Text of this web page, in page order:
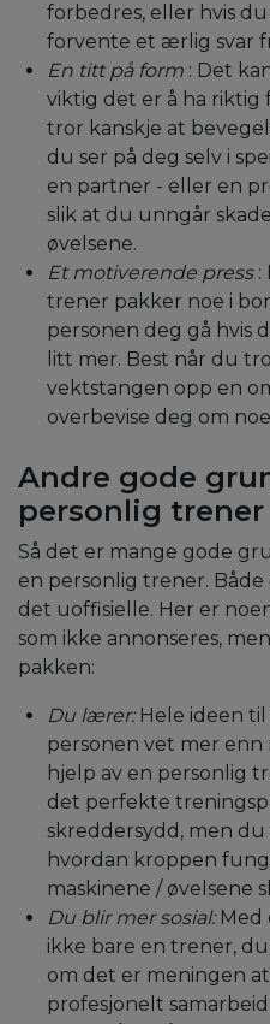
forbedres, eller hvis
forvente et ærlig svar
En titt på form : Det
viktig det er å ha
tror kanskje at
du ser på deg selv i
en partner - eller en
slik at du unngår
øvelsene.
Et motiverende press :
trener pakker noe i
personen deg gå hvis
litt mer. Best når du
vektstangen opp en
overbevise deg om
Andre gode
personlig trener
Så det er mange gode
en personlig trener. Både
det uoffisielle. Her er
som ikke annonseres,
pakken:
Du lærer: Hele ideen
personen vet mer enn
hjelp av en personlig
det perfekte
skreddersydd, men
hvordan kroppen
maskinene / øvelsene
Du blir mer sosial:
ikke bare en trener,
om det er meningen
profesjonelt